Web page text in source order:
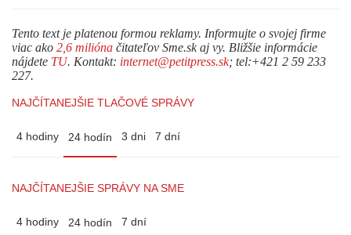
Tento text je platenou formou reklamy. Informujte o svojej firme
viac ako 2,6 milióna čitateľov Sme.sk aj vy. Bližšie informácie
nájdete TU. Kontakt: internet@petitpress.sk; tel:+421 2 59 233
227.
NAJČÍTANEJŠIE TLAČOVÉ SPRÁVY
4 hodiny 24 hodín 3 dni 7 dní
NAJČÍTANEJŠIE SPRÁVY NA SME
4 hodiny 24 hodín 7 dní